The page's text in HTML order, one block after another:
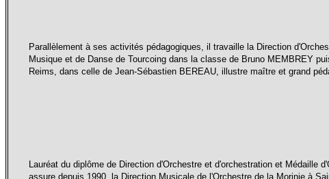
Parallèlement à ses activités pédagogiques, il travaille la Direction
Musique et de Danse de Tourcoing dans la classe de Bruno MEMBREY
Reims, dans celle de Jean-Sébastien BEREAU, illustre maître et grand
Lauréat du diplôme de Direction d'Orchestre et d'orchestration et Médaille
assure depuis 1990, la Direction Musicale de l'Orchestre de la Morinie à